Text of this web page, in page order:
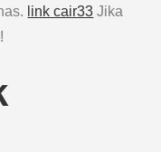
link cair33 Jika